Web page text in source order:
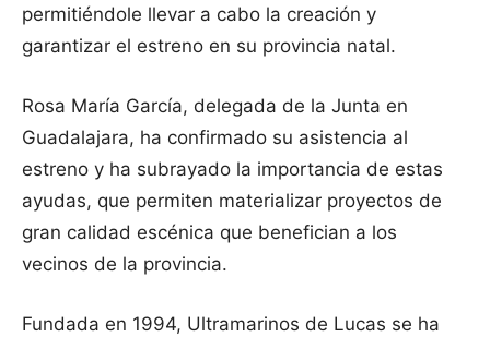
permitiéndole llevar a cabo la creación y
garantizar el estreno en su provincia natal.
Rosa María García, delegada de la Junta en
Guadalajara, ha confirmado su asistencia al
estreno y ha subrayado la importancia de estas
ayudas, que permiten materializar proyectos de
gran calidad escénica que benefician a los
vecinos de la provincia.
Fundada en 1994, Ultramarinos de Lucas se ha